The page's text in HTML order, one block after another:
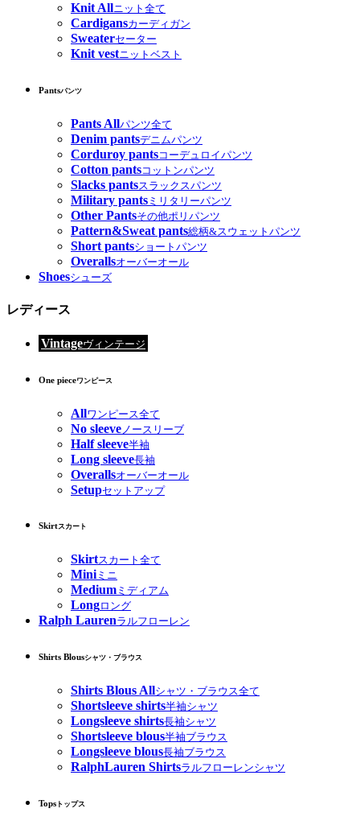
Knit Allニット全て
Cardigansカーディガン
Sweaterセーター
Knit vestニットベスト
Pantsパンツ
Pants Allパンツ全て
Denim pantsデニムパンツ
Corduroy pantsコーデュロイパンツ
Cotton pantsコットンパンツ
Slacks pantsスラックスパンツ
Military pants ミリタリーパンツ
Other Pantsその他ポリパンツ
Pattern&Sweat pants総柄&スウェットパンツ
Short pantsショートパンツ
Overallsオーバーオール
Shoesシューズ
レディース
Vintageヴィンテージ
One pieceワンピース
Allワンピース全て
No sleeve ノースリーブ
Half sleeve半袖
Long sleeve長袖
Overallsオーバーオール
Setupセットアップ
Skirtスカート
Skirtスカート全て
Miniミニ
Medium ミディアム
Longロング
Ralph Laurenラルフローレン
Shirts Blousシャツ・ブラウス
Shirts Blous Allシャツ・ブラウス全て
Shortsleeve shirts半袖シャツ
Longsleeve shirts長袖シャツ
Shortsleeve blous半袖ブラウス
Longsleeve blous長袖ブラウス
RalphLauren Shirtsラルフローレンシャツ
Tops トップス